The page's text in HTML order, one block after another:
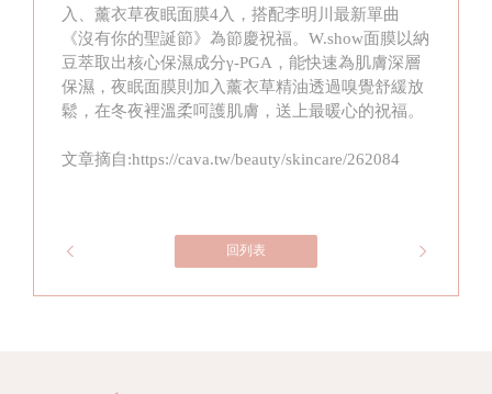
入、薰衣草夜眠面膜4入，搭配李明川最新單曲
《沒有你的聖誕節》為節慶祝福。W.show面膜以納
豆萃取出核心保濕成分γ-PGA，能快速為肌膚深層
保濕，夜眠面膜則加入薰衣草精油透過嗅覺舒緩放
鬆，在冬夜裡溫柔呵護肌膚，送上最暖心的祝福。
文章摘自:https://cava.tw/beauty/skincare/262084
回列表